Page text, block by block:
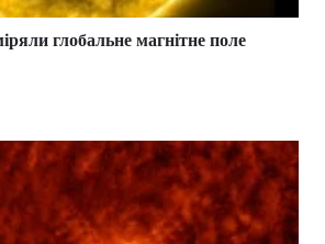
глобальне магнітне поле